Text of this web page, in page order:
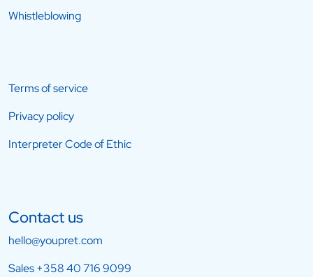
Whistleblowing
Terms of service
Privacy policy
Interpreter Code of Ethic
Contact us
hello@youpret.com
Sales+358 40 716 9099